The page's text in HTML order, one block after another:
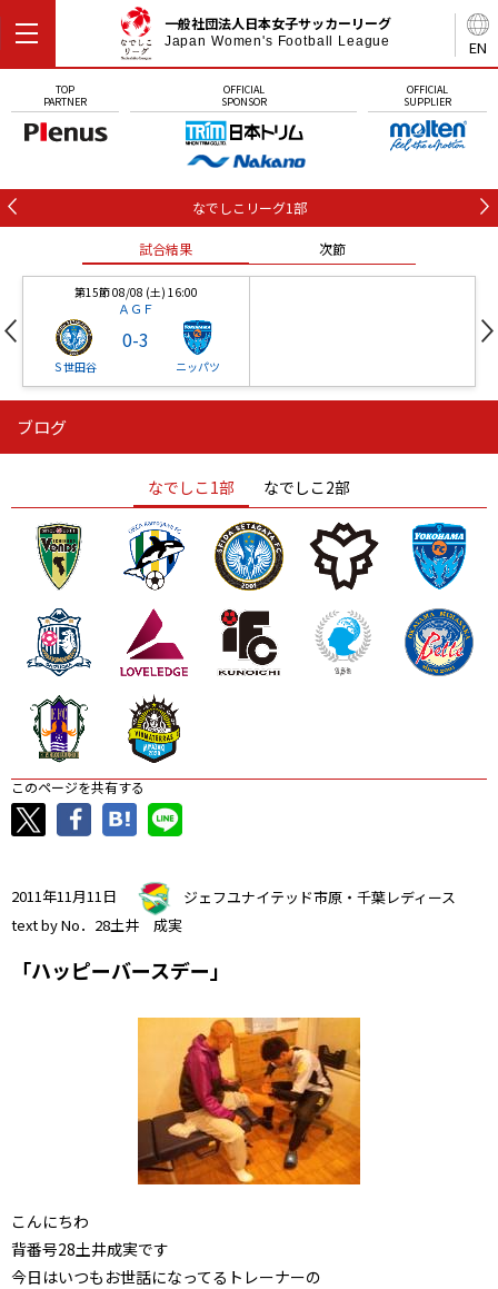
EN
一般社団法人日本女子サッカーリーグ
Japan Women's Football League
TOP
PARTNER
OFFICIAL
SPONSOR
OFFICIAL
SUPPLIER
なでしこリーグ1部
試合結果 次節
第15節 08/08 (土) 16:00
ＡＧＦ
Ｓ世田谷
0-3
ニッパツ
ニッパツ
ニッパツ 名古屋
石人の星
静岡 愛媛Ｌ
ブログ
なでしこ1部 なでしこ2部
このページを共有する
2011年11月11日
ジェフユナイテッド市原・千葉レディース
text by No．28土井 成実
「ハッピーバースデー」
こんにちわ
背番号28土井成実です
今日はいつもお世話になってるトレーナーの